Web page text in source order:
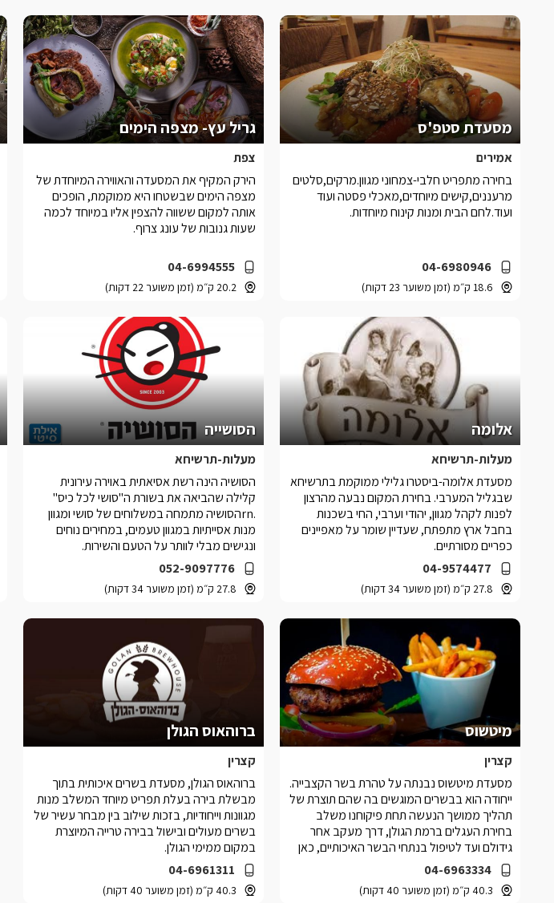
מסעדת סטפ'ס
אמירים
04-6980946
18.6 ק״מ (זמן משוער 23 דקות)
בחירה מתפריט חלבי-צמחוני מגוון.מרקים,סלטים
מרעננים,קישים מיוחדים,מאכלי פסטה ועוד
ועוד.לחם הבית ומנות קינוח מיוחדות.
גריל עץ- מצפה הימים
צפת
04-6994555
20.2 ק״מ (זמן משוער 22 דקות)
הירק המקיף את המסעדה והאווירה המיוחדת של
מצפה הימים שבשטחו היא ממוקמת, הופכים
אותה למקום ששווה להצפין אליו במיוחד לכמה
שעות גנובות של עונג צרוף.
אלומה
מעלות-תרשיחא
04-9574477
27.8 ק״מ (זמן משוער 34 דקות)
מסעדת אלומה-ביסטרו גלילי ממוקמת בתרשיחא
שבגליל המערבי. בחירת המקום נבעה מהרצון
לפנות לקהל מגוון, יהודי וערבי, החי בשכנות
בחבל ארץ מתפתח, שעדיין שומר על מאפיינים
כפריים מסורתיים.
הסושייה
מעלות-תרשיחא
052-9097776
27.8 ק״מ (זמן משוער 34 דקות)
הסושיה הינה רשת אסיאתית באוירה עירונית
קלילה שהביאה את בשורת ה"סושי לכל כיס"
.rnהסושיה מתמחה במשלוחים של סושי ומגוון
מנות אסייתיות במגוון טעמים, במחירים נוחים
ונגישים מבלי לוותר על הטעם והשירות.
מיטשוס
קצרין
04-6963334
40.3 ק״מ (זמן משוער 40 דקות)
מסעדת מיטשוס נבנתה על טהרת בשר הקצבייה.
ייחודה הוא בבשרים המוגשים בה שהם תוצרת של
תהליך ממושך הנעשה תחת פיקוחנו משלב
בחירת העגלים ברמת הגולן, דרך מעקב אחר
גידולם ועד לטיפול בנתחי הבשר האיכותיים, כאן
בקצביית מיטשוס
ברוהאוס הגולן
קצרין
04-6961311
40.3 ק״מ (זמן משוער 40 דקות)
ברוהאוס הגולן, מסעדת בשרים איכותית בתוך
מבשלת בירה בעלת תפריט מיוחד המשלב מנות
מגוונות וייחודיות, בזכות שילוב בין מבחר עשיר של
בשרים מעולים ובישול בבירה טרייה המיוצרת
במקום ממימי הגולן.